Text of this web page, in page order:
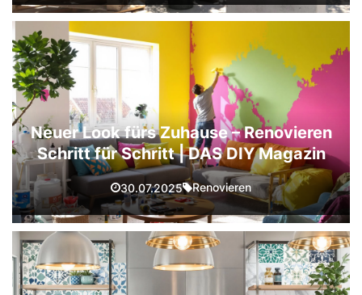
Neuer Look fürs Zuhause – Renovieren
Schritt für Schritt | DAS DIY Magazin
30.07.2025 Renovieren